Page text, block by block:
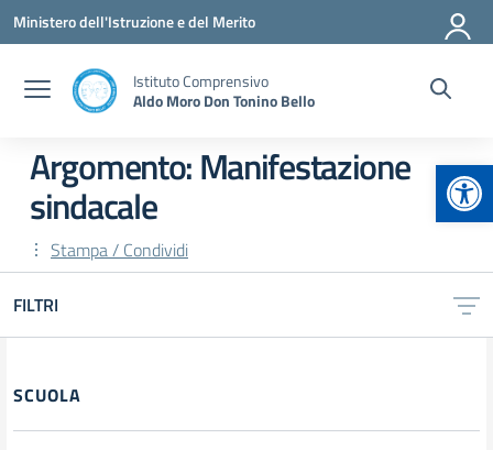
Vai ai contenuti
Vai al menu di navigazione
Vai al footer
Ministero dell'Istruzione e del Merito
Istituto Comprensivo
Aldo Moro Don Tonino Bello
Argomento: Manifestazione
sindacale
Stampa / Condividi
FILTRI
Filtri
SCUOLA